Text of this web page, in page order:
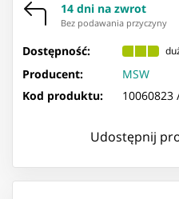
14 dni na zwrot
Bez podawania przyczyny
Dostępność:
Producent:
MSW
Kod produktu:
10060823
Udostępnij